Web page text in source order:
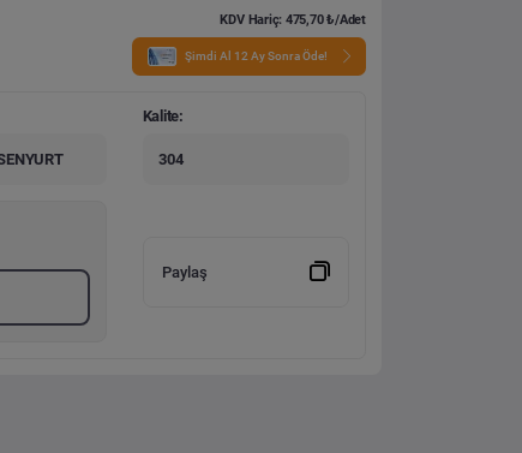
KDV Hariç: 475,70 ₺/Adet
Şimdi Al 12 Ay Sonra Öde!
Kalite:
304
Paylaş